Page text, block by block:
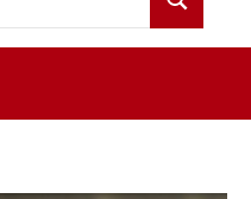
Buscar